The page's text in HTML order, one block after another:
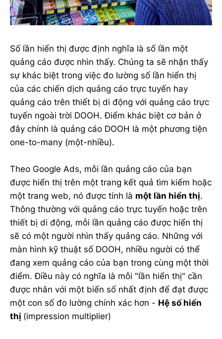
Số lần hiển thị được định nghĩa là số lần một
quảng cáo được nhìn thấy. Chúng ta sẽ nhận thấy
sự khác biệt trong việc đo lường số lần hiển thị
của các chiến dịch quảng cáo trực tuyến hay
quảng cáo trên thiết bị di động với quảng cáo trực
tuyến ngoài trời DOOH. Điểm khác biệt cơ bản ở
đây chính là quảng cáo DOOH là một phương tiện
one-to-many (một-nhiều).
Theo Google Ads, mỗi lần quảng cáo của bạn
được hiển thị trên một trang kết quả tìm kiếm hoặc
một trang web, nó được tính là một lần hiển thị.
Thông thường với quảng cáo trực tuyến hoặc trên
thiết bị di động, mỗi lần quảng cáo được hiển thị
sẽ có một người nhìn thấy quảng cáo. Những với
màn hình kỹ thuật số DOOH, nhiều người có thể
đang xem quảng cáo của bạn trong cùng một thời
điểm. Điều này có nghĩa là mỗi "lần hiển thị" cần
được nhân với một biến số nhất định để đạt được
một con số đo lường chính xác hơn - Hệ số hiển
thị (impression multiplier)